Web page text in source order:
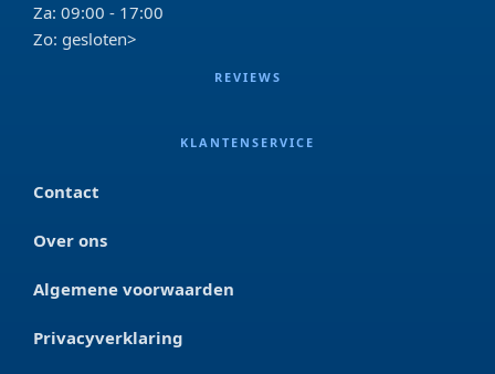
Za: 09:00 - 17:00
Zo: gesloten>
REVIEWS
KLANTENSERVICE
Contact
Over ons
Algemene voorwaarden
Privacyverklaring